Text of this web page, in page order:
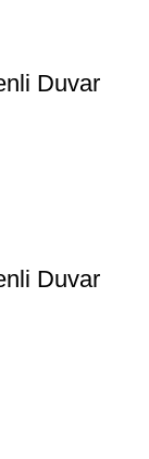
Duvar
Duvar